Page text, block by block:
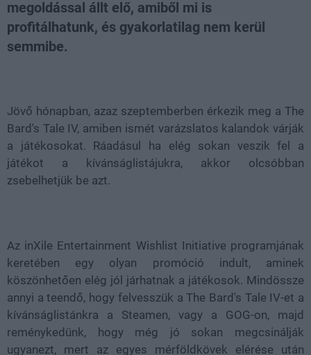
megoldással állt elő, amiből mi is
profitálhatunk, és gyakorlatilag nem kerül
semmibe.
Jövő hónapban, azaz szeptemberben érkezik meg a The
Bard's Tale IV, amiben ismét varázslatos kalandok várják
a játékosokat. Ráadásul ha elég sokan veszik fel a
játékot a kívánságlistájukra, akkor olcsóbban
zsebelhetjük be azt.
Az inXile Entertainment Wishlist Initiative programjának
keretében egy olyan promóció indult, aminek
köszönhetően elég jól járhatnak a játékosok. Mindössze
annyi a teendő, hogy felvesszük a The Bard's Tale IV-et a
kívánságlistánkra a Steamen, vagy a GOG-on, majd
reménykedünk, hogy még jó sokan megcsinálják
ugyanezt, mert az egyes mérföldkövek elérése után